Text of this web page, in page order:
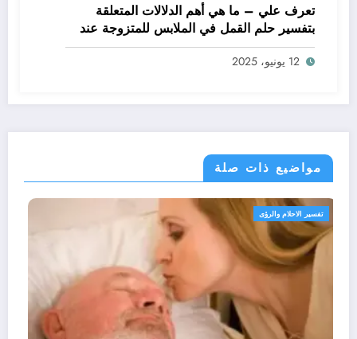
تعرف علي – ما هي أهم الدلالات المتعلقة
بتفسير حلم القمل في الملابس للمتزوجة عند
ابن سيرين؟ – بالتفصيل
12 يونيو، 2025
مواضيع ذات صلة
تفسير الاحلام والرؤى